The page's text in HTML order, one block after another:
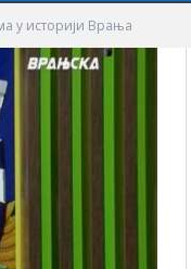
у историји Врања